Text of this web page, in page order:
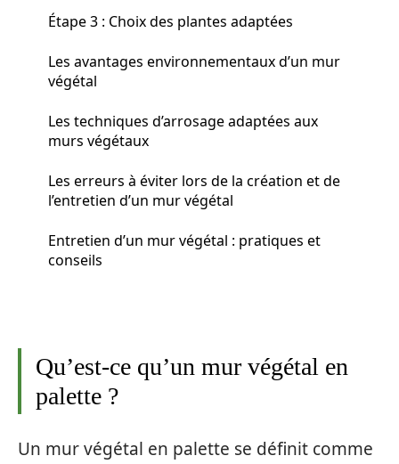
Étape 3 : Choix des plantes adaptées
Les avantages environnementaux d’un mur
végétal
Les techniques d’arrosage adaptées aux
murs végétaux
Les erreurs à éviter lors de la création et de
l’entretien d’un mur végétal
Entretien d’un mur végétal : pratiques et
conseils
Qu’est-ce qu’un mur végétal en
palette ?
Un mur végétal en palette se définit comme